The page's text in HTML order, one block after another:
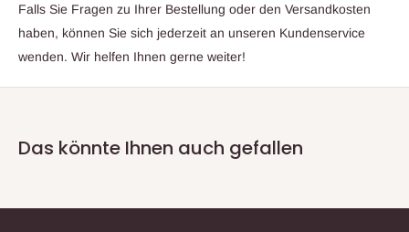
Falls Sie Fragen zu Ihrer Bestellung oder den Versandkosten
haben, können Sie sich jederzeit an unseren Kundenservice
wenden. Wir helfen Ihnen gerne weiter!
Das könnte Ihnen auch gefallen